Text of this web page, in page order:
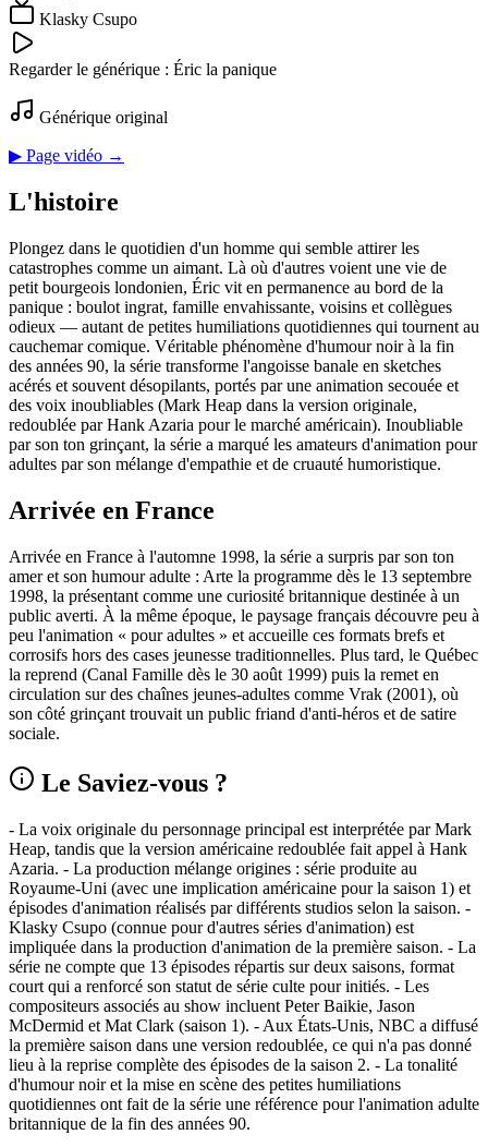
Klasky Csupo
Regarder le générique : Éric la panique
Générique original
▶ Page vidéo →
L'histoire
Plongez dans le quotidien d'un homme qui semble attirer les
catastrophes comme un aimant. Là où d'autres voient une vie de
petit bourgeois londonien, Éric vit en permanence au bord de la
panique : boulot ingrat, famille envahissante, voisins et collègues
odieux — autant de petites humiliations quotidiennes qui tournent au
cauchemar comique. Véritable phénomène d'humour noir à la fin
des années 90, la série transforme l'angoisse banale en sketches
acérés et souvent désopilants, portés par une animation secouée et
des voix inoubliables (Mark Heap dans la version originale,
redoublée par Hank Azaria pour le marché américain). Inoubliable
par son ton grinçant, la série a marqué les amateurs d'animation pour
adultes par son mélange d'empathie et de cruauté humoristique.
Arrivée en France
Arrivée en France à l'automne 1998, la série a surpris par son ton
amer et son humour adulte : Arte la programme dès le 13 septembre
1998, la présentant comme une curiosité britannique destinée à un
public averti. À la même époque, le paysage français découvre peu à
peu l'animation « pour adultes » et accueille ces formats brefs et
corrosifs hors des cases jeunesse traditionnelles. Plus tard, le Québec
la reprend (Canal Famille dès le 30 août 1999) puis la remet en
circulation sur des chaînes jeunes-adultes comme Vrak (2001), où
son côté grinçant trouvait un public friand d'anti-héros et de satire
sociale.
Le Saviez-vous ?
- La voix originale du personnage principal est interprétée par Mark
Heap, tandis que la version américaine redoublée fait appel à Hank
Azaria. - La production mélange origines : série produite au
Royaume‑Uni (avec une implication américaine pour la saison 1) et
épisodes d'animation réalisés par différents studios selon la saison. -
Klasky Csupo (connue pour d'autres séries d'animation) est
impliquée dans la production d'animation de la première saison. - La
série ne compte que 13 épisodes répartis sur deux saisons, format
court qui a renforcé son statut de série culte pour initiés. - Les
compositeurs associés au show incluent Peter Baikie, Jason
McDermid et Mat Clark (saison 1). - Aux États‑Unis, NBC a diffusé
la première saison dans une version redoublée, ce qui n'a pas donné
lieu à la reprise complète des épisodes de la saison 2. - La tonalité
d'humour noir et la mise en scène des petites humiliations
quotidiennes ont fait de la série une référence pour l'animation adulte
britannique de la fin des années 90.